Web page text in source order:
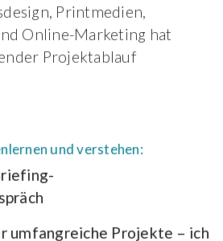
Printmedien,
Online-Marketing hat
Projektablauf
und verstehen:
umfangreiche Projekte – ich